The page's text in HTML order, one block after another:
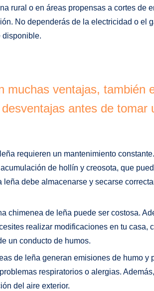
rural o en áreas propensas a cortes de
No dependerás de la electricidad o el
disponible.
muchas ventajas, también
antes de tomar
requieren un mantenimiento
de hollín y creosota, que
debe almacenarse y secarse
chimenea de leña puede ser costosa.
realizar modificaciones en tu casa,
un conducto de humos.
de leña generan emisiones de humo y
respiratorios o alergias.
del aire exterior.